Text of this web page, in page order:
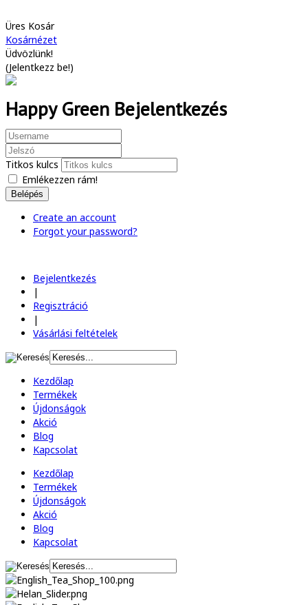
Üres Kosár
Kosárnézet
Üdvözlünk!
(Jelentkezz be!)
Happy Green Bejelentkezés
Titkos kulcs
Emlékezzen rám!
Belépés
Create an account
Forgot your password?
Bejelentkezés
|
Regisztráció
|
Vásárlási feltételek
Kezdőlap
Termékek
Újdonságok
Akció
Blog
Kapcsolat
Kezdőlap
Termékek
Újdonságok
Akció
Blog
Kapcsolat